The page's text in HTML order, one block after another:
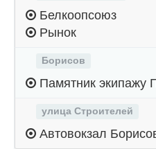
Белкоопсоюз
Рынок
Борисов
Памятник экипажу
улица Строителей
Автовокзал